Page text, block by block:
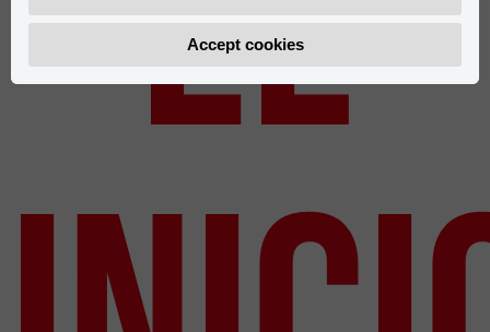
Accept cookies